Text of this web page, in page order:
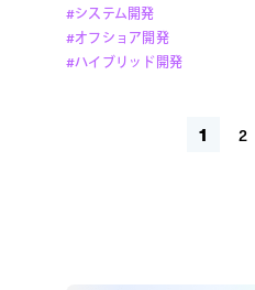
#システム開発
#オフショア開発
#ハイブリッド開発
1 2